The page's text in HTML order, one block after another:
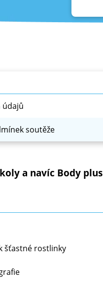
údajů
soutěže
a navíc Body plus
šťastné rostlinky